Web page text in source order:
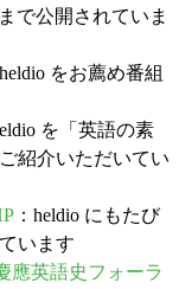
で公開されていま
heldio をお薦め番組
を「英語の素
紹介いただいてい
：heldio にもたび
います
應英語史フォーラ